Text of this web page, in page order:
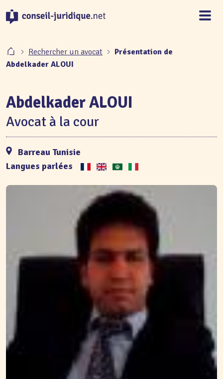
Rechercher un avocat
Présentation de
Abdelkader ALOUI
Abdelkader ALOUI
Avocat à la cour
Barreau Tunisie
Langues parlées